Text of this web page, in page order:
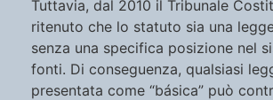
Tuttavia, dal 2010 il Tribunale
ritenuto che lo statuto sia una
senza una specifica posizione nel
fonti. Di conseguenza, qualsiasi
presentata come “básica” può